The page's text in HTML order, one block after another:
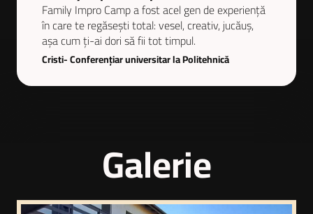
Family Impro Camp a fost acel gen de experiență
în care te regăsești total: vesel, creativ, jucăuș,
așa cum ți-ai dori să fii tot timpul.
Cristi- Conferențiar universitar la Politehnică
Galerie